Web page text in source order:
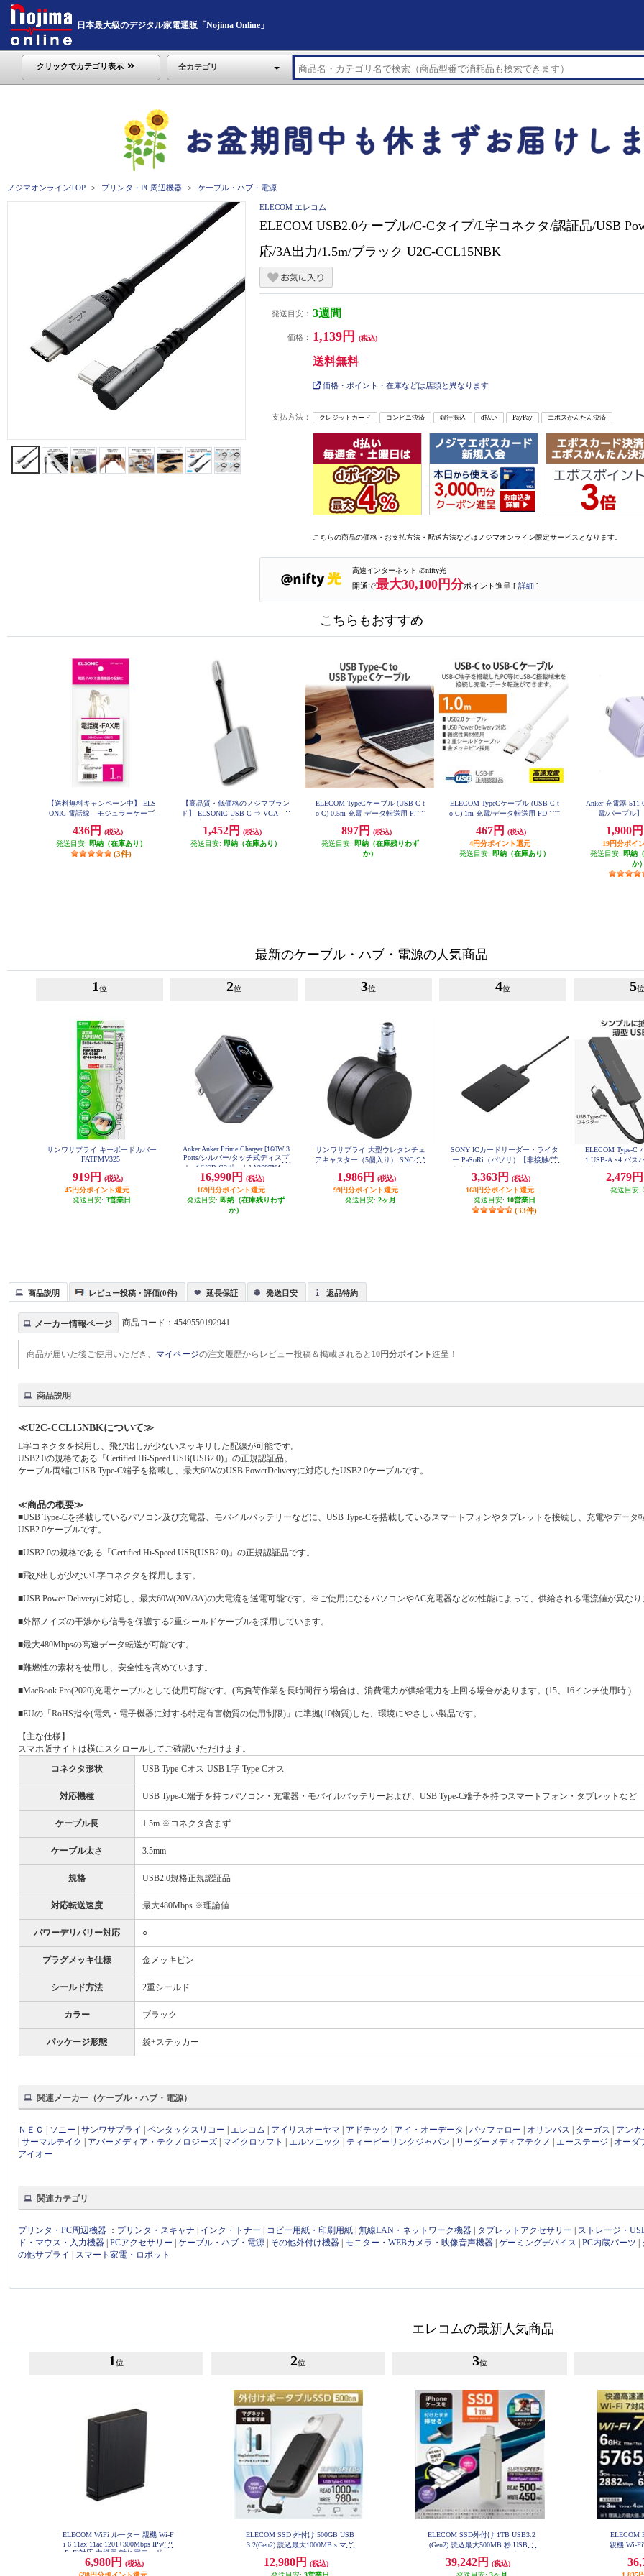
日本最大級のデジタル家電通販「Nojima Online」
クリックでカテゴリ表示 全カテゴリ
ノジマオンラインTOP プリンタ・PC周辺機器 ケーブル・ハブ・電源
ELECOM エレコム
ELECOM USB2.0ケーブル/C-Cタイプ/L字コネクタ/認証品/USB
応/3A出力/1.5m/ブラック U2C-CCL15NBK
発送目安： 3週間
価格： 1,139円 (税込)
送料無料
価格・ポイント・在庫などは店頭と異なります
支払方法： クレジットカード コンビニ決済 銀行振込 d払い PayPay エポスかんたん決済
こちらの商品の価格・お支払方法・配送方法などはノジマオンライン限定サービスとなります。
高速インターネット @nifty光
開通で最大30,100円分ポイント進呈 [ 詳細 ]
こちらもおすすめ
【送料無料キャンペーン中】 ELS
ONIC 電話線 モジュラーケーブ
436円
(税込)
発送目安: 即納（在庫あり）
(3件)
【高品質・低価格のノジマブラン
ド】 ELSONIC USB C ⇒ VGA・H
1,452円
(税込)
発送目安: 即納（在庫あり）
ELECOM TypeCケーブル (USB-C t
o C) 0.5m 充電 データ転送用 PD 6
ック U2C-CC05NBK2
897円
(税込)
発送目安: 即納（在庫残りわず
か）
ELECOM TypeCケーブル (USB-C t
o C) 1m 充電/データ転送用 PD 100
ホワイト U2C-CC5PC10NWH
467円
(税込)
4円分ポイント還元
発送目安: 即納（在庫あり）
Anker 充電器 511
電/パープル】
1,900円
19円分ポイ
発送目安: 即納
か）
最新のケーブル・ハブ・電源の人気商品
1 位
サンワサプライ キーボードカバー
FATFMV325
919円
(税込)
45円分ポイント還元
発送目安: 3営業日
2位
Anker Anker Prime Charger [160W 3
Ports/シルバー/タッチ式ディスプ
レイ/USB-C3ポート] A2687N41
16,990円
(税込)
169円分ポイント還元
発送目安: 即納（在庫残りわず
か）
3位
サンワサプライ 大型ウレタンチェ
アキャスター（5個入り） SNC-CA
1,986円
(税込)
99円分ポイント還元
発送目安: 2ヶ月
4位
SONY ICカードリーダー・ライタ
ー PaSoRi（パソリ）【非接触/確
カード/交通系IC/Windows・masOS
対応/2021年11月モデル】 RCS300
P
3,363円
(税込)
168円分ポイント還元
発送目安: 10営業日
(33件)
5位
ELECOM Type-C
1 USB-A ×4 バス
BK
2,479円
発送目安:
商品説明 レビュー投稿・評価(0件) 延長保証 発送目安 返品特約
メーカー情報ページ 商品コード：4549550192941
商品が届いた後ご使用いただき、 マイページの注文履歴からレビュー投稿＆掲載されると 10円分ポイント進呈！
商品説明
≪U2C-CCL15NBKについて≫
L字コネクタを採用し、飛び出しが少ないスッキリした配線が可能です。
USB2.0の規格である「Certified Hi-Speed USB(USB2.0)」の正規認証品。
ケーブル両端にUSB Type-C端子を搭載し、最大60WのUSB PowerDeliveryに対応したUSB2.0ケーブルです。
≪商品の概要≫
■USB Type-Cを搭載しているパソコン及び充電器、モバイルバッテリーなどに、USB Type-Cを搭載しているスマートフォンやタブレットを接続し、充電やデータ
USB2.0ケーブルです。
■USB2.0の規格である「Certified Hi-Speed USB(USB2.0)」の正規認証品です。
■飛び出しが少ないL字コネクタを採用します。
■USB Power Deliveryに対応し、最大60W(20V/3A)の大電流を送電可能です。※ご使用になるパソコンやAC充電器などの性能によって、供給される電流値が異なり
■外部ノイズの干渉から信号を保護する2重シールドケーブルを採用しています。
■最大480Mbpsの高速データ転送が可能です。
■難燃性の素材を使用し、安全性を高めています。
■MacBook Pro(2020)充電ケーブルとして使用可能です。(高負荷作業を長時間行う場合は、消費電力が供給電力を上回る場合があります。(15、16インチ使用時 )
■EUの「RoHS指令(電気・電子機器に対する特定有害物質の使用制限)」に準拠(10物質)した、環境にやさしい製品です。
【主な仕様】
スマホ版サイトは横にスクロールしてご確認いただけます。
コネクタ形状
USB Type-Cオス-USB L字 Type-Cオス
対応機種 USB Type-C端子を持つパソコン・充電器・モバイルバッテリーおよび、USB Type-C端子を持つスマートフォン・タブレットなど
ケーブル長 1.5m ※コネクタ含まず
ケーブル太さ 3.5mm
規格 USB2.0規格正規認証品
対応転送速度 最大480Mbps ※理論値
パワーデリバリー対応 ○
プラグメッキ仕様 金メッキピン
シールド方法 2重シールド
カラー ブラック
パッケージ形態 袋+ステッカー
関連メーカー（ケーブル・ハブ・電源）
ＮＥＣ ソニー |サンワサプライ |ペンタックスリコー エレコム アイリスオーヤマ アドテック アイ・オーデータ |バッファロー オリンパス ターガス アンカ
|サーマルテイク アバーメディア・テクノロジーズ マイクロソフト エルソニック ティーピーリンクジャパン リーダーメディアテクノ エーステージ オーダ
アイオー
関連カテゴリ
プリンタ・PC周辺機器 ： プリンタ・スキャナ インク・トナー コピー用紙・印刷用紙 |無線LAN・ネットワーク機器 タブレットアクセサリー ストレージ・
ド・マウス・入力機器 |PCアクセサリー |ケーブル・ハブ・電源 その他外付け機器 モニター・WEBカメラ・映像音声機器 |ゲーミングデバイス |PC内蔵パーツ
の他サプライ
スマート家電・ロボット
エレコムの最新人気商品
1 位
ELECOM WiFi ルーター 親機 Wi-F
i 6 11ax 11ac 1201+300Mbps IPv6 (I
PoE)対応 中継器 離れ家モード ブ
ラック WRC-X1500GS2-B
6,980円
(税込)
2位
ELECOM SSD 外付け 500GB USB
3.2(Gen2) 読込最大1000MB s マグ
ポータブル ブラック ESD-EPB050
0GBK
12,980円
(税込)
3位
ELECOM SSD外付け 1TB USB3.2
(Gen2) 読込最大500MB 秒 USBメ
peC USB-A両対応 シルバー ESD-E
PA1000GSV
39,242円
(税込)
ELECOM
親機 Wi-
bps AIセ